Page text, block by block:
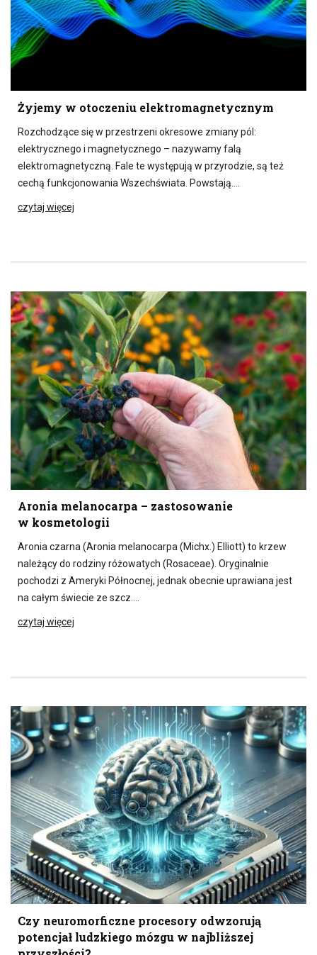
Żyjemy w otoczeniu elektromagnetycznym
Rozchodzące się w przestrzeni okresowe zmiany pól:
elektrycznego i magnetycznego – nazywamy falą
elektromagnetyczną. Fale te występują w przyrodzie, są też
cechą funkcjonowania Wszechświata. Powstają….
czytaj więcej
Aronia melanocarpa – zastosowanie
w kosmetologii
Aronia czarna (Aronia melanocarpa (Michx.) Elliott) to krzew
należący do rodziny różowatych (Rosaceae). Oryginalnie
pochodzi z Ameryki Północnej, jednak obecnie uprawiana jest
na całym świecie ze szcz….
czytaj więcej
Czy neuromorficzne procesory odwzorują
potencjał ludzkiego mózgu w najbliższej